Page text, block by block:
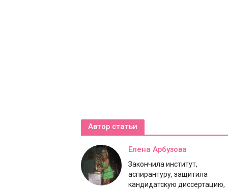
Автор статьи
Елена Арбузова
Закончила институт,
аспирантуру, защитила
кандидатскую диссертацию,